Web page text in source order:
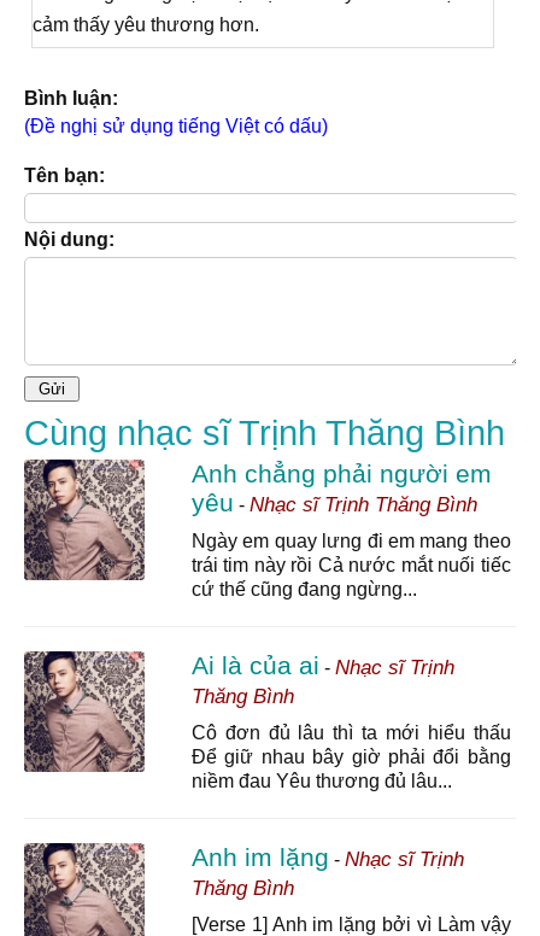
cảm thấy yêu thương hơn.
Bình luận:
(Đề nghị sử dụng tiếng Việt có dấu)
Tên bạn:
Nội dung:
Cùng nhạc sĩ Trịnh Thăng Bình
Anh chẳng phải người em
yêu - Nhạc sĩ Trịnh Thăng Bình
Ngày em quay lưng đi em mang theo
trái tim này rồi Cả nước mắt nuối tiếc
cứ thế cũng đang ngừng...
Ai là của ai - Nhạc sĩ Trịnh
Thăng Bình
Cô đơn đủ lâu thì ta mới hiểu thấu
Để giữ nhau bây giờ phải đổi bằng
niềm đau Yêu thương đủ lâu...
Anh im lặng - Nhạc sĩ Trịnh
Thăng Bình
[Verse 1] Anh im lặng bởi vì Làm vậy